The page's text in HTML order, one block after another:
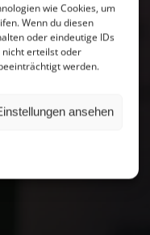
wie Cookies, um
Wenn du diesen
oder eindeutige IDs
nicht erteilst oder
werden.
ansehen